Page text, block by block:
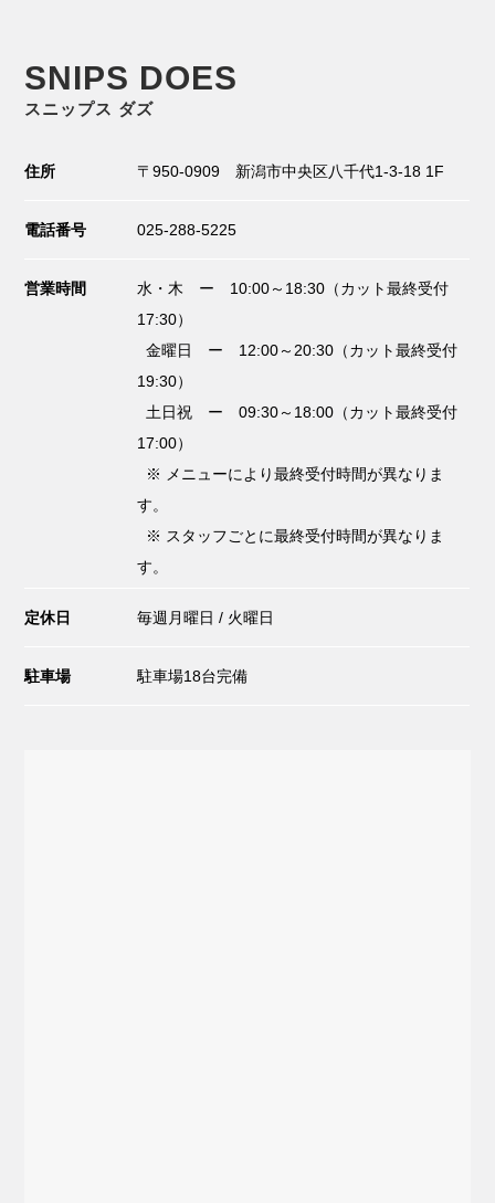
SNIPS DOES
スニップス ダズ
住所 〒950-0909 新潟市中央区八千代1-3-18 1F
電話番号 025-288-5225
営業時間
水・木 ー 10:00～18:30（カット最終受付
17:30）
金曜日 ー 12:00～20:30（カット最終受付
19:30）
土日祝 ー 09:30～18:00（カット最終受付
17:00）
※ メニューにより最終受付時間が異なりま
す。
※ スタッフごとに最終受付時間が異なりま
す。
定休日 毎週月曜日 / 火曜日
駐車場 駐車場18台完備